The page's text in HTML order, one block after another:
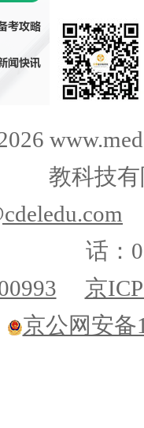
教科技
话：
京
京公网安备